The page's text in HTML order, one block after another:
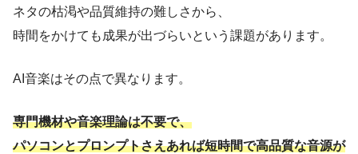
ネタの枯渇や品質維持の難しさから、
時間をかけても成果が出づらいという課題があります。
AI音楽はその点で異なります。
専門機材や音楽理論は不要で、
パソコンとプロンプトさえあれば短時間で高品質な音源が